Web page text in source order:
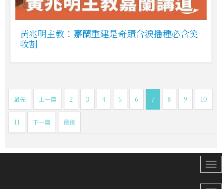
黃兆明主教：嘉蘭重建是奇蹟含淚播種必含笑
收割
最先 上一篇 2 3 4 5 6 7 8 9 10
11 下一篇 最後